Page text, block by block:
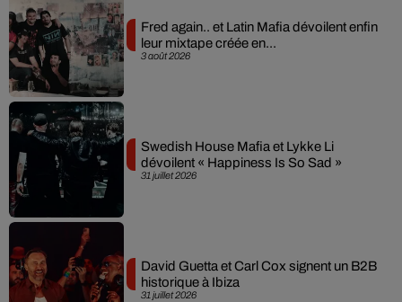
3 août 2026
Fred again.. et Latin Mafia dévoilent enfin
leur mixtape créée en...
31 juillet 2026
Swedish House Mafia et Lykke Li
dévoilent « Happiness Is So Sad »
31 juillet 2026
David Guetta et Carl Cox signent un B2B
historique à Ibiza